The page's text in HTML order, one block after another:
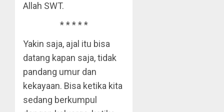
Allah SWT.
* * * * *
Yakin saja, ajal itu bisa
datang kapan saja, tidak
pandang umur dan
kekayaan. Bisa ketika kita
sedang berkumpul